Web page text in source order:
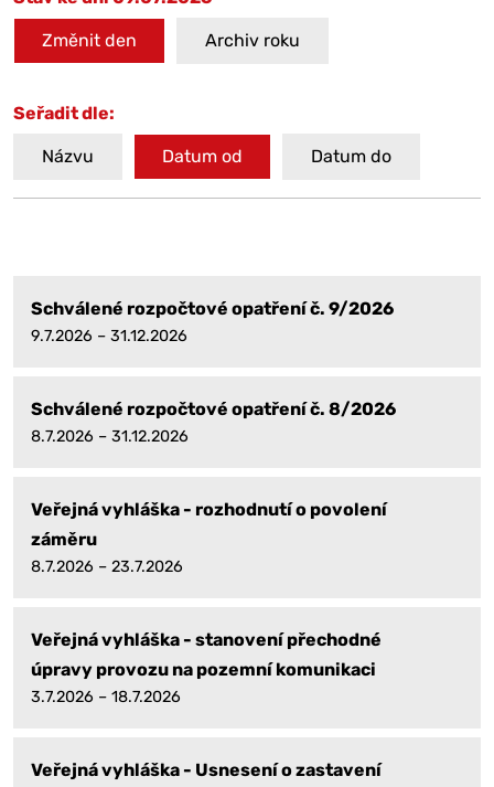
Změnit den Archiv roku
Seřadit dle:
Názvu Datum od Datum do
Schválené rozpočtové opatření č. 9/2026
9.7.2026 – 31.12.2026
Schválené rozpočtové opatření č. 8/2026
8.7.2026 – 31.12.2026
Veřejná vyhláška - rozhodnutí o povolení
záměru
8.7.2026 – 23.7.2026
Veřejná vyhláška - stanovení přechodné
úpravy provozu na pozemní komunikaci
3.7.2026 – 18.7.2026
Veřejná vyhláška - Usnesení o zastavení